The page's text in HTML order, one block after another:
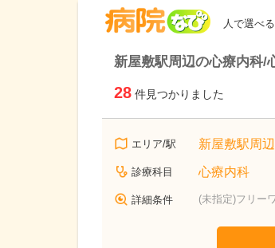
人で選べ
新屋敷駅周辺の心療内科/
28 件見つかりました
エリア/駅 新屋敷駅周辺
診療科目 心療内科
詳細条件 (未指定)フリー